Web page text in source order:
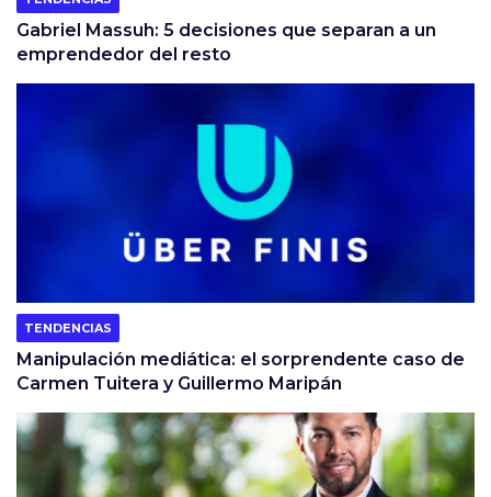
Gabriel Massuh: 5 decisiones que separan a un
emprendedor del resto
TENDENCIAS
Manipulación mediática: el sorprendente caso de
Carmen Tuitera y Guillermo Maripán